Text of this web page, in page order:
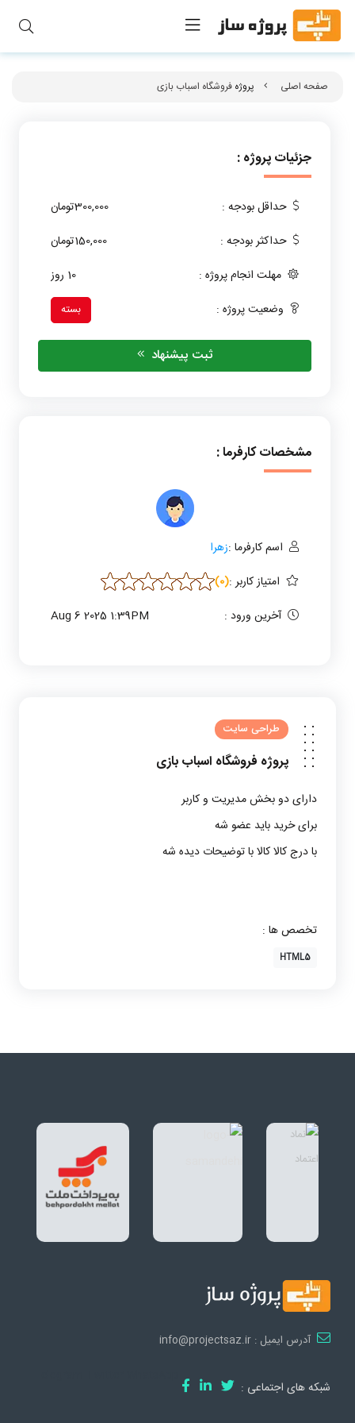
صفحه اصلی پروژه فروشگاه اسباب بازی
طراحی سایت
پروژه فروشگاه اسباب بازی
دارای دو بخش مدیریت و کاربر
برای خرید باید عضو شه
با درج کالا کالا با توضیحات دیده شه
تخصص ها :
HTML5
جزئیات پروژه :
حداقل بودجه :
300,000تومان
حداکثر بودجه :
150,000تومان
مهلت انجام پروژه :
10 روز
وضعیت پروژه :
بسته
ثبت پیشنهاد
مشخصات کارفرما :
اسم کارفرما :زهرا
امتیاز کاربر (0):
آخرین ورود :
Aug 6 2025 1:39PM
آدرس ایمیل : info@projectsaz.ir
شبکه های اجتماعی :